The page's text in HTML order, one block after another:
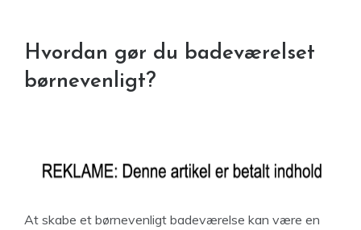
Hvordan gør du badeværelset
børnevenligt?
At skabe et børnevenligt badeværelse kan være en